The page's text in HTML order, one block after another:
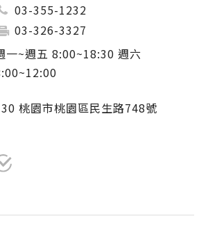
03-355-1232
03-326-3327
一~週五 8:00~18:30 週六
桃園市桃園區民生路748號